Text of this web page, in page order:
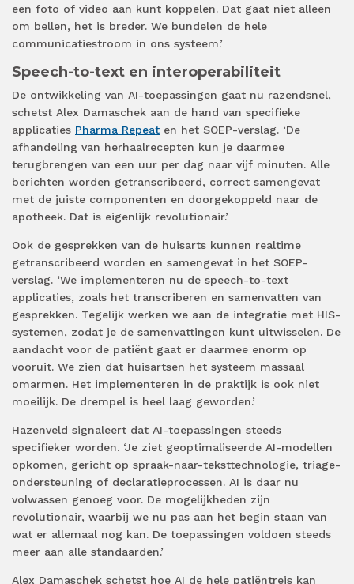
een foto of video aan kunt koppelen. Dat gaat niet alleen
om bellen, het is breder. We bundelen de hele
communicatiestroom in ons systeem.’
Speech-to-text en interoperabiliteit
De ontwikkeling van AI-toepassingen gaat nu razendsnel,
schetst Alex Damaschek aan de hand van specifieke
applicaties Pharma Repeat en het SOEP-verslag. ‘De
afhandeling van herhaalrecepten kun je daarmee
terugbrengen van een uur per dag naar vijf minuten. Alle
berichten worden getranscribeerd, correct samengevat
met de juiste componenten en doorgekoppeld naar de
apotheek. Dat is eigenlijk revolutionair.’
Ook de gesprekken van de huisarts kunnen realtime
getranscribeerd worden en samengevat in het SOEP-
verslag. ‘We implementeren nu de speech-to-text
applicaties, zoals het transcriberen en samenvatten van
gesprekken. Tegelijk werken we aan de integratie met HIS-
systemen, zodat je de samenvattingen kunt uitwisselen. De
aandacht voor de patiënt gaat er daarmee enorm op
vooruit. We zien dat huisartsen het systeem massaal
omarmen. Het implementeren in de praktijk is ook niet
moeilijk. De drempel is heel laag geworden.’
Hazenveld signaleert dat AI-toepassingen steeds
specifieker worden. ‘Je ziet geoptimaliseerde AI-modellen
opkomen, gericht op spraak-naar-teksttechnologie, triage-
ondersteuning of declaratieprocessen. AI is daar nu
volwassen genoeg voor. De mogelijkheden zijn
revolutionair, waarbij we nu pas aan het begin staan van
wat er allemaal nog kan. De toepassingen voldoen steeds
meer aan alle standaarden.’
Alex Damaschek schetst hoe AI de hele patiëntreis kan